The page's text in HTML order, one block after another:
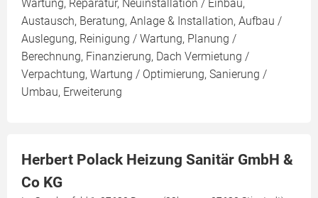
Wartung, Reparatur, Neuinstallation / Einbau,
Austausch, Beratung, Anlage & Installation, Aufbau /
Auslegung, Reinigung / Wartung, Planung /
Berechnung, Finanzierung, Dach Vermietung /
Verpachtung, Wartung / Optimierung, Sanierung /
Umbau, Erweiterung
Herbert Polack Heizung Sanitär GmbH &
Co KG